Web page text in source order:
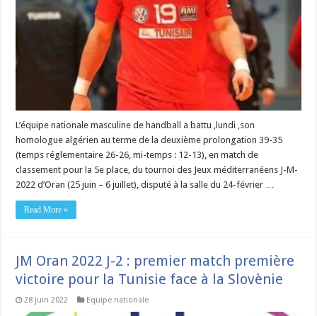
L’équipe nationale masculine de handball a battu ,lundi ,son
homologue algérien au terme de la deuxième prolongation 39-35
(temps réglementaire 26-26, mi-temps : 12-13), en match de
classement pour la 5e place, du tournoi des Jeux méditerranéens J-M-
2022 d’Oran (25 juin – 6 juillet), disputé à la salle du 24-février …
Read More »
JM Oran 2022 J-2 : premier match première
victoire pour la Tunisie face à la Slovènie
28 juin 2022 Equipe nationale